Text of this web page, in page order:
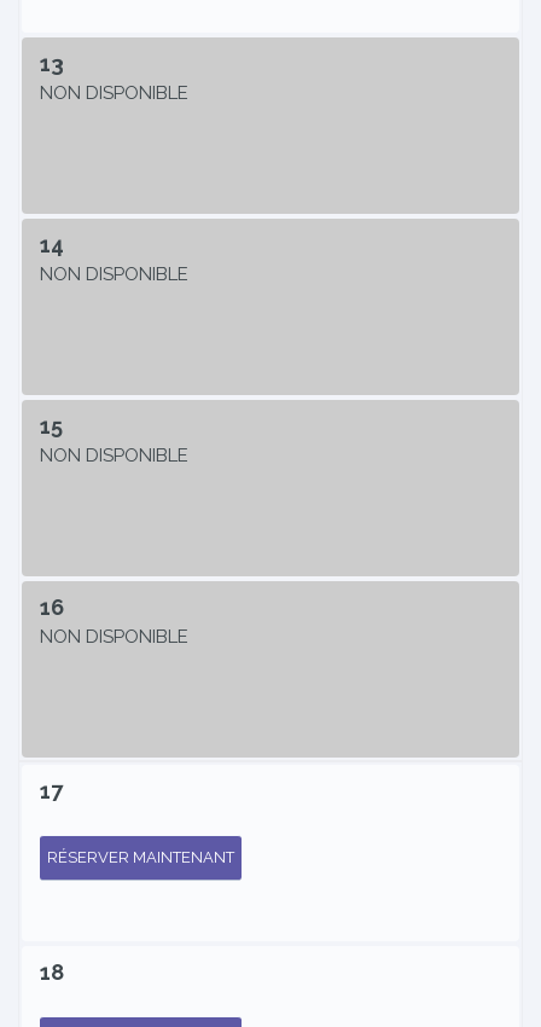
13
NON DISPONIBLE
14
NON DISPONIBLE
15
NON DISPONIBLE
16
NON DISPONIBLE
17
RÉSERVER MAINTENANT
18